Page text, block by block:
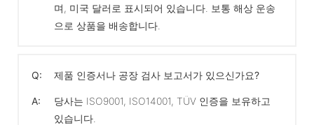
며, 미국 달러로 표시되어 있습니다. 보통 해상 운송
으로 상품을 배송합니다.
Q: 제품 인증서나 공장 검사 보고서가 있으신가요?
A:
당사는 ISO9001, ISO14001, TÜV 인증을 보유하고
있습니다.